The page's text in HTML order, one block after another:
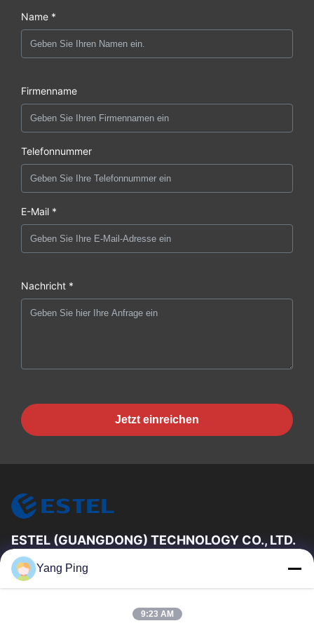
Name *
Firmenname
Telefonnummer
E-Mail *
Nachricht *
Jetzt einreichen
ESTEL (GUANGDONG) TECHNOLOGY CO., LTD.
Es ist nicht möglich, dass die Kommission in diesem Fall eine
Entscheidung über die Einführung einer neuen Regelung
Yang Ping
9:23 AM